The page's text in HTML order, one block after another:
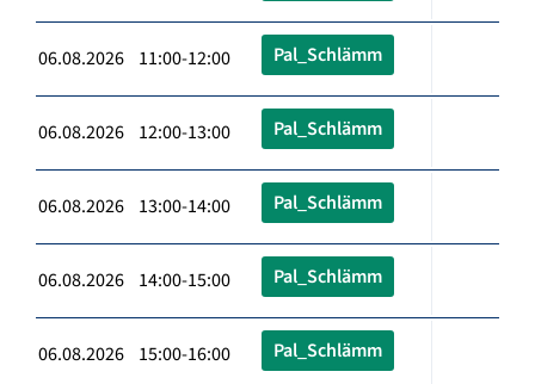
06.08.2026 11:00-12:00 Pal_Schlämm
06.08.2026 12:00-13:00 Pal_Schlämm
06.08.2026 13:00-14:00 Pal_Schlämm
06.08.2026 14:00-15:00 Pal_Schlämm
06.08.2026 15:00-16:00 Pal_Schlämm